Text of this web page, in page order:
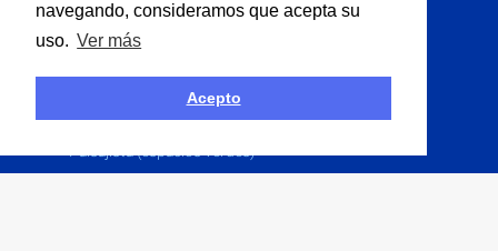
navegando, consideramos que acepta su
uso. Ver más
Acepto
Limpieza Industrial
Multiservicios
Obras Públicas